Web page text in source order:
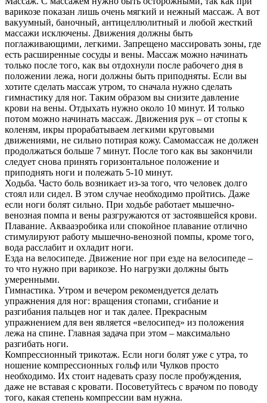
варикозе показан лишь очень мягкий и нежный массаж. А вот
вакуумный, баночный, антицеллюлитный и любой жесткий
массажи исключены. Движения должны быть
поглаживающими, легкими. Запрещено массировать зоны, где
есть расширенные сосуды и вены. Массаж можно начинать
только после того, как вы отдохнули после рабочего дня в
положении лежа, ноги должны быть приподняты. Если вы
хотите сделать массаж утром, то сначала нужно сделать
гимнастику для ног. Таким образом вы снизите давление
крови на вены. Отдыхать нужно около 10 минут. И только
потом можно начинать массаж. Движения рук – от стопы к
коленям, икры прорабатываем легкими круговыми
движениями, не сильно потирая кожу. Самомассаж не должен
продолжаться больше 7 минут. После того как вы закончили
следует снова принять горизонтальное положение и
приподнять ноги и полежать 5-10 минут.
Ходьба. Часто боль возникает из-за того, что человек долго
стоял или сидел. В этом случае необходимо пройтись. Даже
если ноги болят сильно. При ходьбе работает мышечно-
венозная помпа и вены разгружаются от застоявшейся крови.
Плавание. Аквааэробика или спокойное плавание отлично
стимулируют работу мышечно-венозной помпы, кроме того,
вода расслабит и охладит ноги.
Езда на велосипеде. Движение ног при езде на велосипеде –
то что нужно при варикозе. Но нагрузки должны быть
умеренными.
Гимнастика. Утром и вечером рекомендуется делать
упражнения для ног: вращения стопами, сгибание и
разгибания пальцев ног и так далее. Прекрасным
упражнением для вен является «велосипед» из положения
лежа на спине. Главная задача при этом – максимально
разгибать ноги.
Компрессионный трикотаж. Если ноги болят уже с утра, то
ношение компрессионных гольф или Чулков просто
необходимо. Их стоит надевать сразу после пробуждения,
даже не вставая с кровати. Посоветуйтесь с врачом по поводу
того, какая степень компрессии вам нужна.